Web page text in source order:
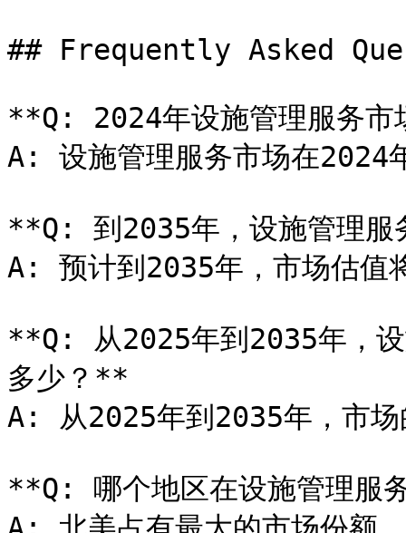
## Frequently Asked
**Q: 2024年设施管理服务市
A: 设施管理服务市场在2024
**Q: 到2035年，设施管理服
A: 预计到2035年，市场估值
**Q: 从2025年到2035年，设
多少？**
A: 从2025年到2035年，市场
**Q: 哪个地区在设施管理服